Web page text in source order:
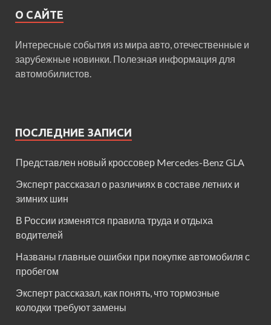
О САЙТЕ
Интересные события из мира авто, отечественные и
зарубежные новинки. Полезная информация для
автомобилистов.
ПОСЛЕДНИЕ ЗАПИСИ
Представлен новый кроссовер Mercedes-Benz GLA
Эксперт рассказал о различиях в составе летних и
зимних шин
В России изменятся правила труда и отдыха
водителей
Названы главные ошибки при покупке автомобиля с
пробегом
Эксперт рассказал, как понять, что тормозные
колодки требуют замены